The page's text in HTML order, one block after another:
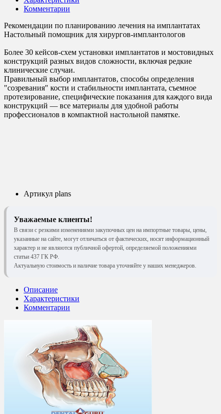
Комментарии
Рекомендации по планированию лечения на имплантатах
Настольный помощник для хирургов-имплантологов
Более 30 кейсов-схем установки имплантатов и мостовидных
конструкций разных видов сложности, включая редкие
клинические случаи.
Правильный выбор имплантатов, способы определения
"созревания" кости и стабильности имплантата, съемное
протезирование, специфические показания для каждого вида
конструкций — все материалы для удобной работы
профессионалов в компактной настольной памятке.
Артикул plans
Уважаемые клиенты!
В связи с резкими изменениями закупочных цен на импортные товары, цены,
указанные на сайте, могут отличаться от фактических, носят информационный
характер и не являются публичной офертой, определяемой положениями
статьи 437 ГК РФ.
Актуальную стоимость и наличие товара уточняйте у наших менеджеров.
Описание
Характеристики
Комментарии